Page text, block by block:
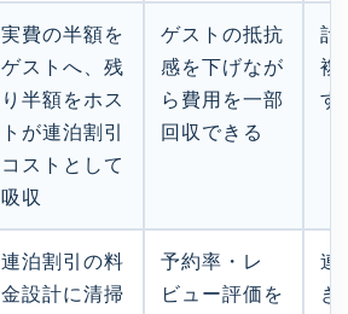
実費の半額を
ゲストへ、残
り半額をホス
トが連泊割引
コストとして
吸収
ゲストの抵抗
感を下げなが
ら費用を一部
回収できる
計
複
す
連泊割引の料
金設計に清掃
予約率・レ
ビュー評価を
連
き